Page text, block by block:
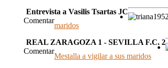
Entrevista a Vasilis Tsartas JC
Comentar
maridos
REAL ZARAGOZA 1 - SEVILLA F.C. 2
Comentar
Mestalla a vigilar a sus maridos